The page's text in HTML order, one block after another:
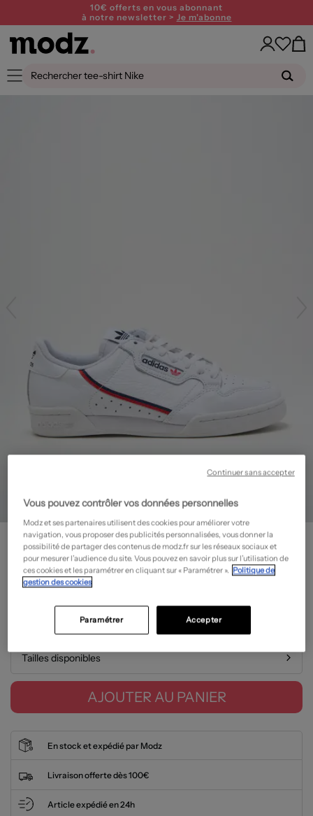
10€ offerts en vous abonnant
à notre newsletter > Je m'abonne
ADIDAS
Baskets - Bout rond- Outlet
40,00€
Guide des tailles
Tailles disponibles
AJOUTER AU PANIER
En stock et expédié par Modz
Livraison offerte dès 100€
Article expédié en 24h
Vous pouvez contrôler vos données personnelles
Modz et ses partenaires utilisent des cookies pour améliorer votre
navigation, vous proposer des publicités personnalisées, vous donner la
possibilité de partager des contenus de modz.fr sur les réseaux sociaux et
pour mesurer l’audience du site. Vous pouvez en savoir plus sur l’utilisation de
ces cookies et les paramétrer en cliquant sur « Paramétrer ». Politique de
gestion des cookies
Accepter
Paramétrer
Continuer sans accepter